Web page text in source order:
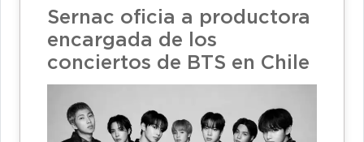
Sernac oficia a productora
encargada de los
conciertos de BTS en Chile